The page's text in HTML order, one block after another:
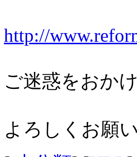
http://
ご迷惑をおか
よろしくお願